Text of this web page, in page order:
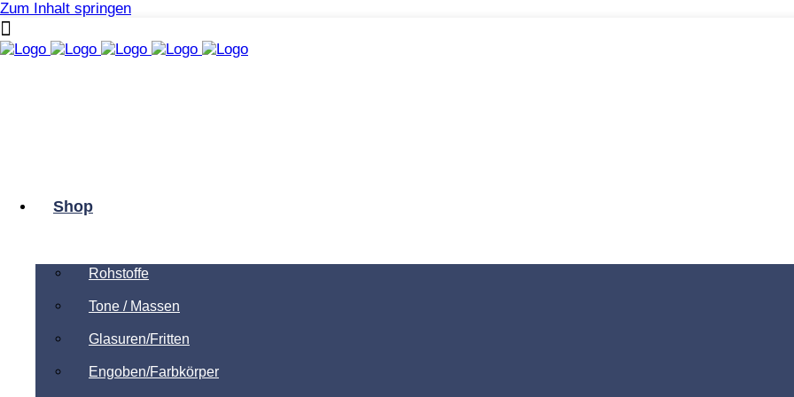
Zum Inhalt springen
Shop
Rohstoffe
Tone / Massen
Glasuren/Fritten
Engoben/Farbkörper